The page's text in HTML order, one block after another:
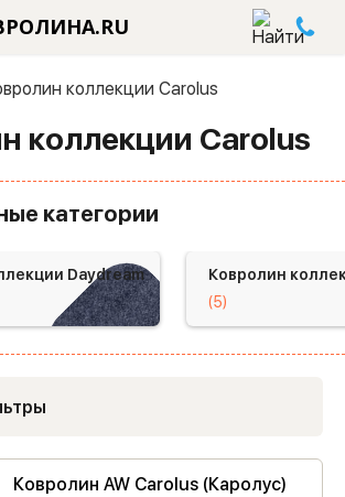
коллекции Carolus
коллекции Carolus
категории
Daydream
Ковролин
(5)
Ковролин AW Carolus (Каролус)